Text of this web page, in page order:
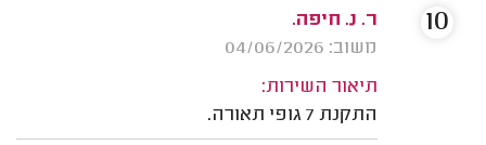
ר. נ. חיפה.
משוב: 04/06/2026
תיאור השירות:
התקנת 7 גופי תאורה.
10